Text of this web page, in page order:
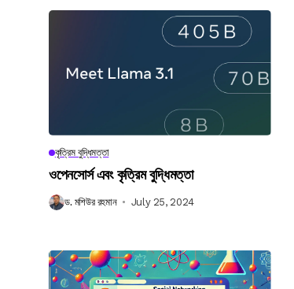
কৃত্রিম বুদ্ধিমত্তা
ওপেনসোর্স এবং কৃত্রিম বুদ্ধিমত্তা
ড. মশিউর রহমান July 25, 2024